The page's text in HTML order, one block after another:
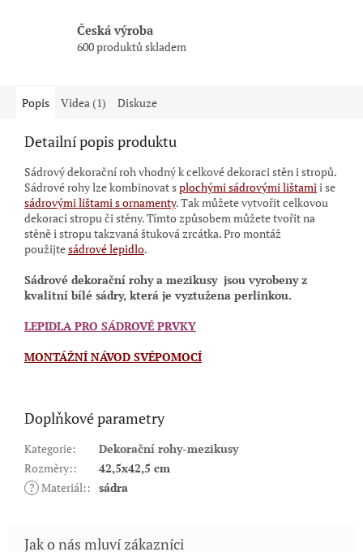
Česká výroba
600 produktů skladem
Popis Videa (1) Diskuze
Detailní popis produktu
Sádrový dekorační roh vhodný k celkové dekoraci stěn i stropů.
Sádrové rohy lze kombinovat splochými sádrovými lištamii se
sádrovými lištami s ornamenty.Tak můžete vytvořit celkovou
dekoraci stropu či stěny. Tímto způsobem můžete tvořit na
stěně i stropu takzvaná štuková zrcátka. Pro montáž
použijtesádrové lepidlo.
Sádrové dekorační rohy a mezikusy jsou vyrobeny z
kvalitní bílé sádry, která je vyztužena perlinkou.
LEPIDLA PRO SÁDROVÉ PRVKY
MONTÁŽNÍ NÁVOD SVÉPOMOCÍ
Doplňkové parametry
Kategorie:
Dekorační rohy-mezikusy
Rozměry::
42,5x42,5 cm
? Materiál:: sádra